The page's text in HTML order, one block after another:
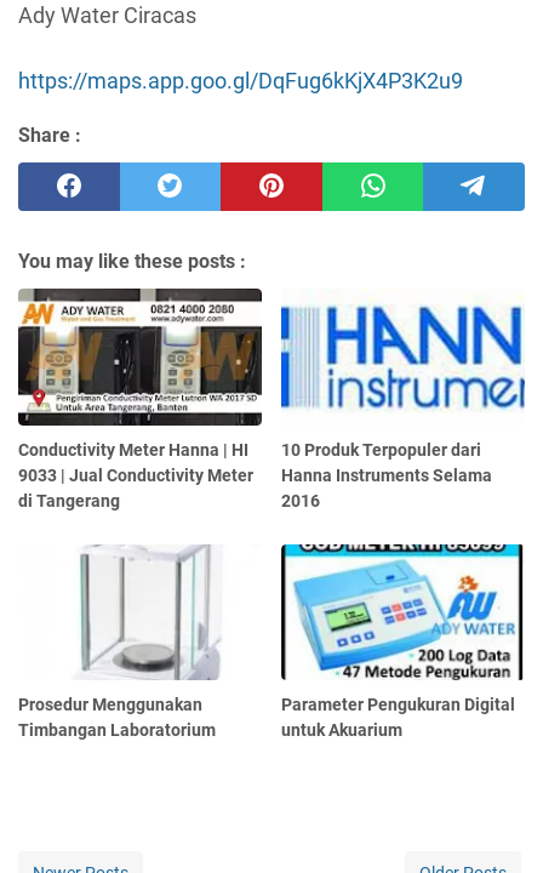
Ady Water Ciracas
https://maps.app.goo.gl/DqFug6kKjX4P3K2u9
Share :
You may like these posts :
Conductivity Meter Hanna | HI
9033 | Jual Conductivity Meter
di Tangerang
10 Produk Terpopuler dari
Hanna Instruments Selama
2016
Prosedur Menggunakan
Timbangan Laboratorium
Parameter Pengukuran Digital
untuk Akuarium